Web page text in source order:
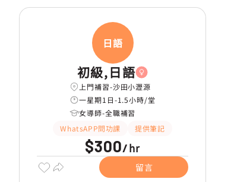
日語
初級,日語
上門補習-沙田小瀝源
一星期1日-1.5小時/堂
女導師-全職補習
WhatsAPP問功課
提供筆記
$300/hr
留言